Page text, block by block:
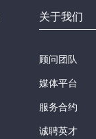
关于我们
顾问团队
媒体平台
服务合约
诚聘英才